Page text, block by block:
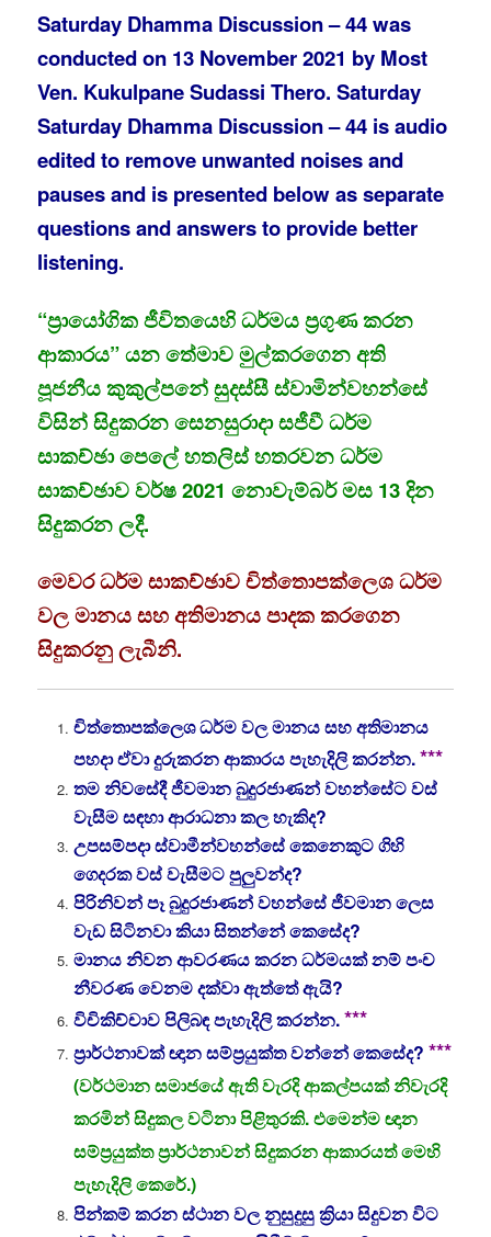
Saturday Dhamma Discussion – 44 was
conducted on 13 November 2021 by Most
Ven. Kukulpane Sudassi Thero. Saturday
Saturday Dhamma Discussion – 44 is audio
edited to remove unwanted noises and
pauses and is presented below as separate
questions and answers to provide better
listening.
“ප්‍රායෝගික ජීවිතයෙහි ධර්මය ප්‍රගුණ කරන
ආකාරය” යන තේමාව මුල්කරගෙන අති
පූජනීය කුකුල්පනේ සුදස්සී ස්වාමින්වහන්සේ
විසින් සිදුකරන සෙනසුරාදා සජීවී ධර්ම
සාකච්ඡා පෙලේ හතලිස් හතරවන ධර්ම
සාකච්ඡාව වර්ෂ 2021 නොවැම්බර් මස 13 දින
සිදුකරන ලදී.
මෙවර ධර්ම සාකච්ඡාව චිත්තොපක්ලෙශ ධර්ම
වල මානය සහ අතිමානය පාදක කරගෙන
සිදුකරනු ලැබීනි.
චිත්තොපක්ලෙශ ධර්ම වල මානය සහ අතිමානය
පහදා ඒවා දුරුකරන ආකාරය පැහැදිලි කරන්න.***
තම නිවසේදී ජීවමාන බුදුරජාණන් වහන්සේට වස්
වැසීම සඳහා ආරාධනා කල හැකිද?
උපසම්පදා ස්වාමීන්වහන්සේ කෙනෙකුට ගිහි
ගෙදරක වස් වැසීමට පුලුවන්ද?
පිරිනිවන් පෑ බුදුරජාණන් වහන්සේ ජීවමාන ලෙස
වැඩ සිටිනවා කියා සිතන්නේ කෙසේද?
මානය නිවන ආවරණය කරන ධර්මයක් නම් පංච
නීවරණ වෙනම දක්වා ඇත්තේ ඇයි?
විචිකිච්චාව පිලිබඳ පැහැදිලි කරන්න.***
ප්‍රාර්ථනාවක් ඥාන සම්ප්‍රයුක්ත වන්නේ කෙසේද? ***
(වර්ථමාන සමාජයේ ඇති වැරදි ආකල්පයක් නිවැරදි
කරමින් සිදුකල වටිනා පිළිතුරකි. එමෙන්ම ඥාන
සම්ප්‍රයුක්ත ප්‍රාර්ථනාවන් සිදුකරන ආකාරයත් මෙහි
පැහැදිලි කෙරේ.)
පින්කම් කරන ස්ථාන වල නුසුදුසු ක්‍රියා සිදුවන විට